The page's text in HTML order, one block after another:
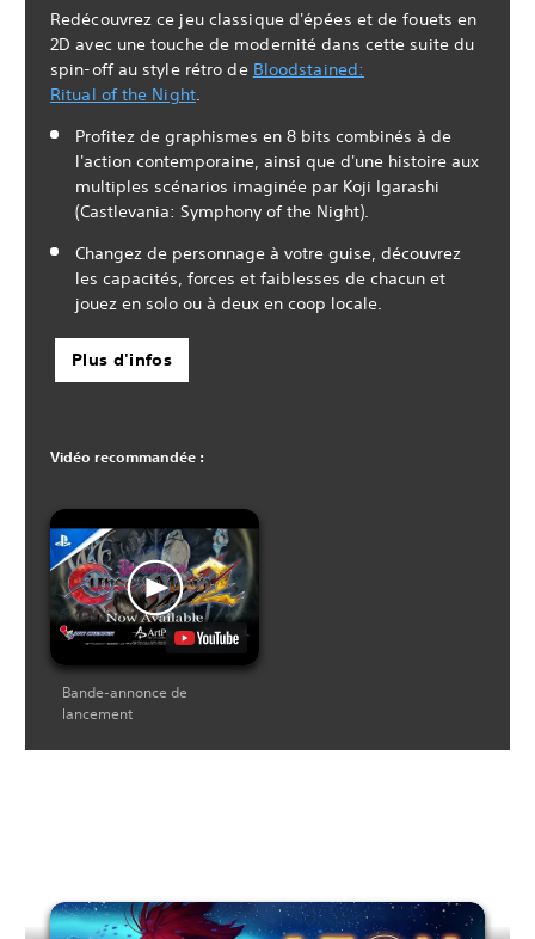
Redécouvrez ce jeu classique d'épées et de fouets en
2D avec une touche de modernité dans cette suite du
spin-off au style rétro de Bloodstained:
Ritual of the Night.
Profitez de graphismes en 8 bits combinés à de
l'action contemporaine, ainsi que d'une histoire aux
multiples scénarios imaginée par Koji Igarashi
(Castlevania: Symphony of the Night).
Changez de personnage à votre guise, découvrez
les capacités, forces et faiblesses de chacun et
jouez en solo ou à deux en coop locale.
Plus d'infos
Vidéo recommandée :
Bande-annonce de
lancement